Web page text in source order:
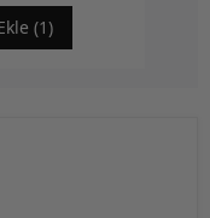
(1)